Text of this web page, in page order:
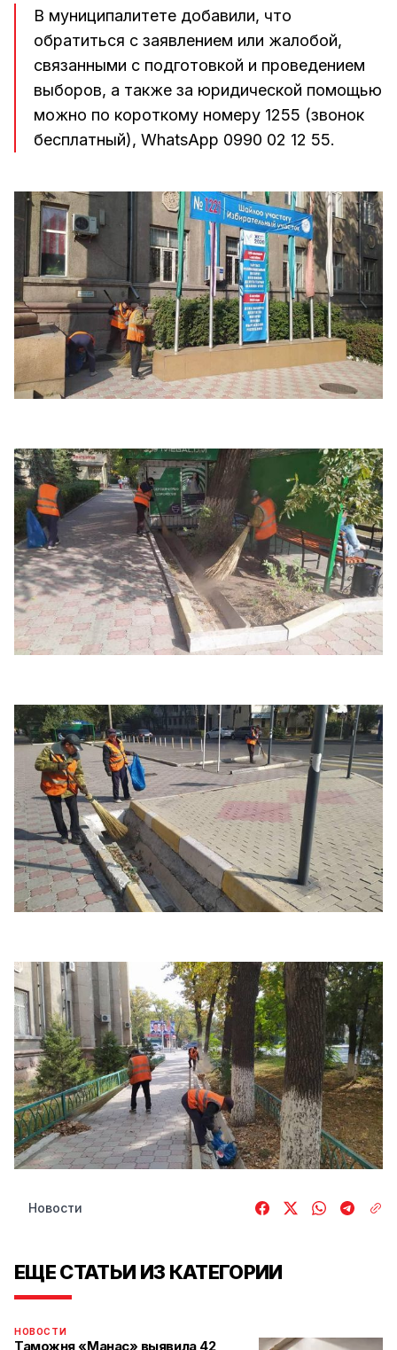
В муниципалитете добавили, что
обратиться с заявлением или жалобой,
связанными с подготовкой и проведением
выборов, а также за юридической помощью
можно по короткому номеру 1255 (звонок
бесплатный), WhatsApp 0990 02 12 55.
Новости
ЕЩЕ СТАТЬИ ИЗ КАТЕГОРИИ
НОВОСТИ
Таможня «Манас» выявила 42